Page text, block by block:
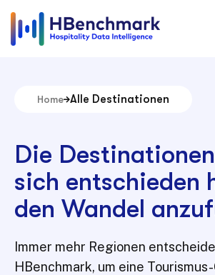
Home Alle Destinationen
Die
sich entschieden
den Wandel
Immer mehr Regionen
HBenchmark, um eine